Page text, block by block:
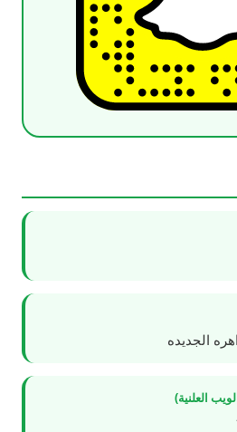
الجديده
العلنية)